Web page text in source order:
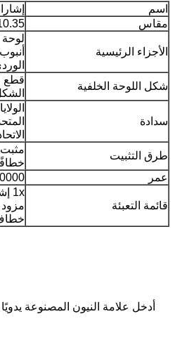
اسم
مقاس
10.35 × 10
الأجزاء الرئيسية
الوردي 8 ×
شكل اللوحة الخلفية
قطع
سدادة
طرق التثبيت
عمر
30000
قائمة التعبئة
أدخل علامة النيون المصنوعة